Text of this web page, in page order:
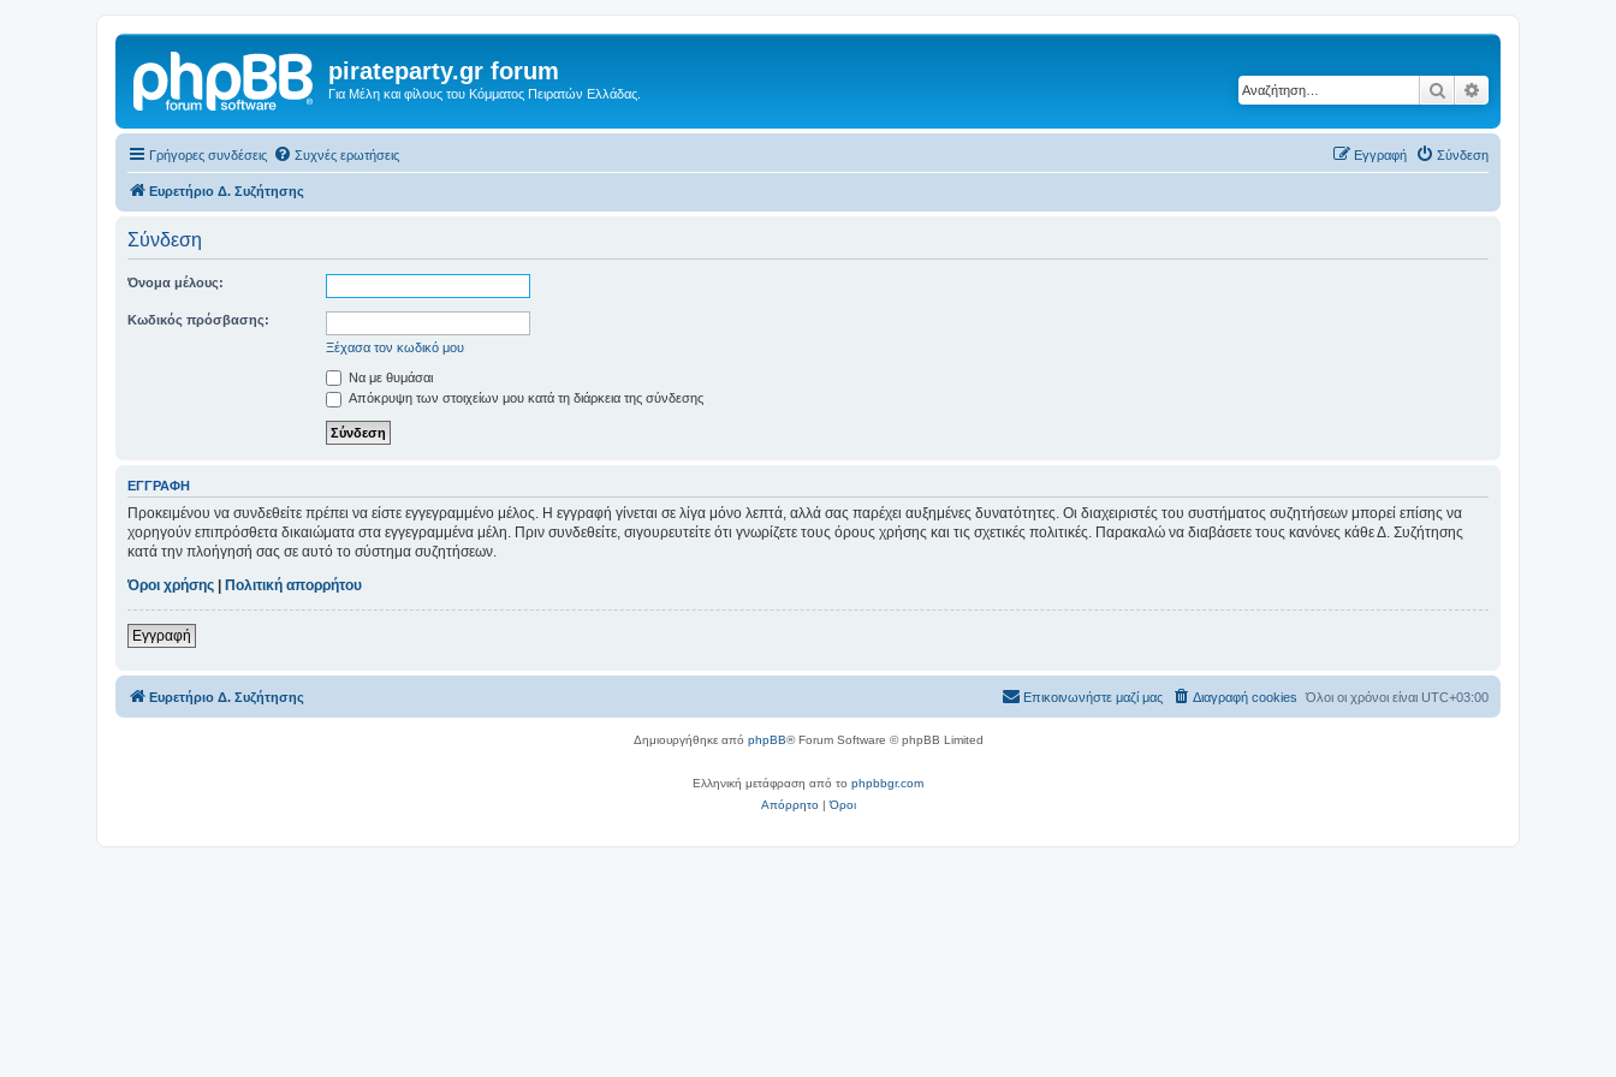
pirateparty.gr forum
Για Μέλη και φίλους του Κόμματος Πειρατών Ελλάδας. Αναζήτηση
Γρήγορες συνδέσεις Συχνές ερωτήσεις Σύνδεση
Εγγραφή
Ευρετήριο Δ. Συζήτησης
Σύνδεση
Όνομα μέλους:
Κωδικός πρόσβασης:
Ξέχασα τον κωδικό μου
Να με θυμάσαι
Απόκρυψη των στοιχείων μου κατά τη διάρκεια της σύνδεσης
ΕΓΓΡΑΦΉ
Προκειμένου να συνδεθείτε πρέπει να είστε εγγεγραμμένο μέλος. Η εγγραφή γίνεται σε λίγα μόνο λεπτά, αλλά σας παρέχει αυξημένες δυνατότητες. Οι διαχειριστές του συστήματος συζητήσεων μπορεί επίσης να
χορηγούν επιπρόσθετα δικαιώματα στα εγγεγραμμένα μέλη. Πριν συνδεθείτε, σιγουρευτείτε ότι γνωρίζετε τους όρους χρήσης και τις σχετικές πολιτικές. Παρακαλώ να διαβάσετε τους κανόνες κάθε Δ. Συζήτησης
κατά την πλοήγησή σας σε αυτό το σύστημα συζητήσεων.
Όροι χρήσης
Πολιτική απορρήτου
Εγγραφή
Ευρετήριο Δ. Συζήτησης Όλοι οι χρόνοι είναι UTC+03:00
Διαγραφή cookies
Επικοινωνήστε μαζί μας
Δημιουργήθηκε από phpBB® Forum Software © phpBB Limited
Ελληνική μετάφραση από το phpbbgr.com
Απόρρητο|Όροι